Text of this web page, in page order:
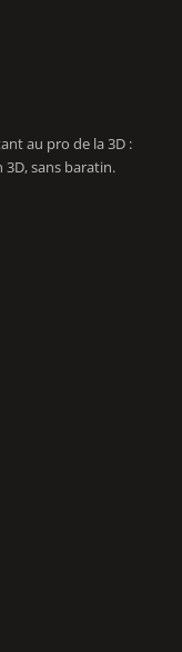
au pro de la 3D :
sans baratin.